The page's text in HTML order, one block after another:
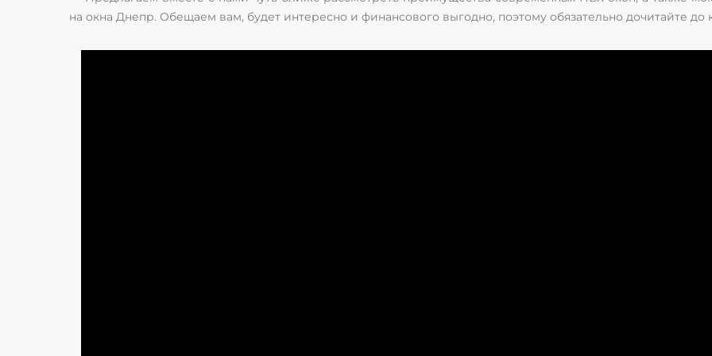
на окна Днепр. Обещаем вам, будет интересно и финансового выгодно, поэтому обязательно дочитайте до